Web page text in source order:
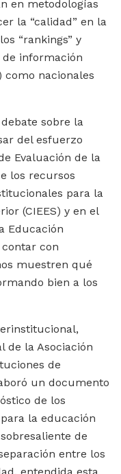
en metodologías
la “calidad” en la
“rankings” y
información
como nacionales
sobre la
del esfuerzo
Evaluación de la
los recursos
para la
(CIEES) y en el
Educación
contar con
muestren qué
bien a los
de la Asociación
de
un documento
de los
la educación
de
entre los